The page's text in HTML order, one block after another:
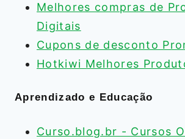
Melhores compras de
Digitais
Cupons de desconto
Hotkiwi Melhores
Aprendizado e Educação
Curso.blog.br - Cursos